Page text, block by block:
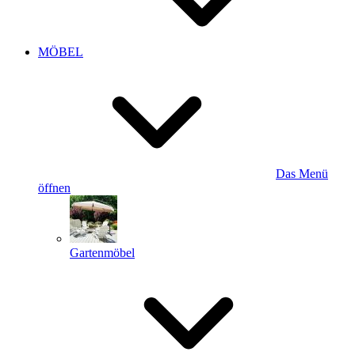
MÖBEL
Das Menü
öffnen
Gartenmöbel